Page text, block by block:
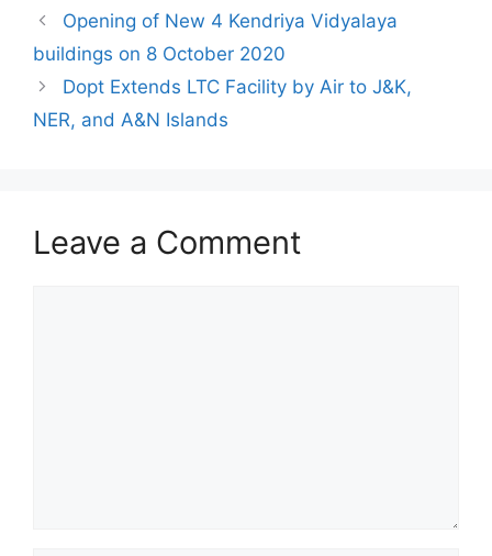
Opening of New 4 Kendriya Vidyalaya
buildings on 8 October 2020
Dopt Extends LTC Facility by Air to J&K,
NER, and A&N Islands
Leave a Comment